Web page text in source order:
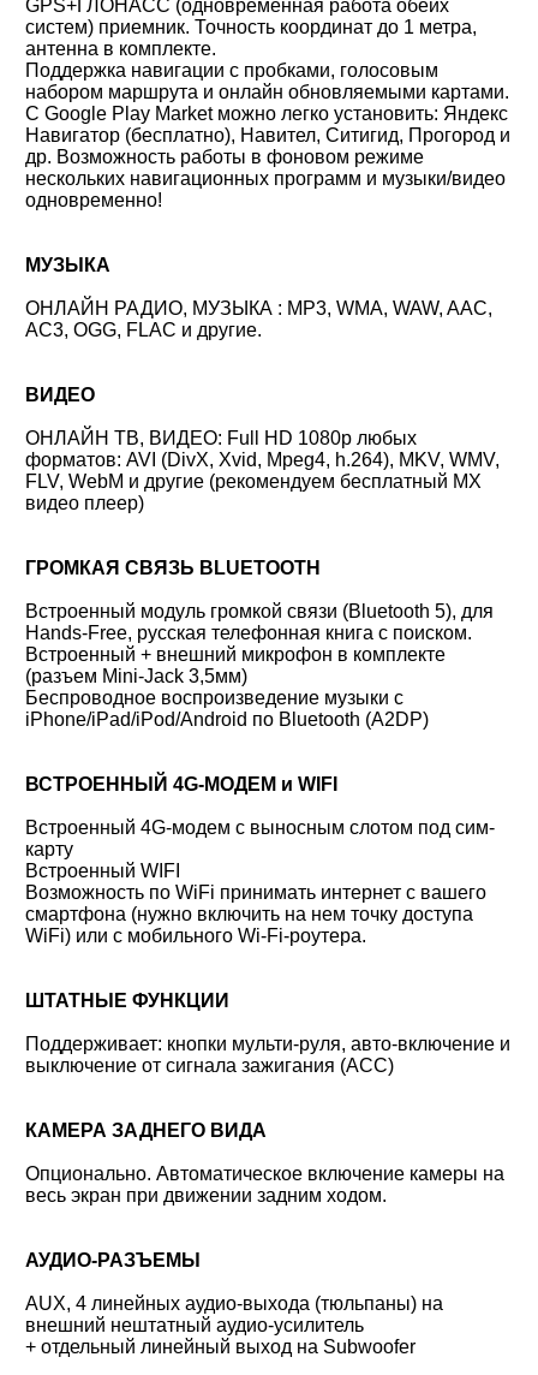
GPS+ГЛОНАСС (одновременная работа обеих
систем) приемник. Точность координат до 1 метра,
антенна в комплекте.
Поддержка навигации с пробками, голосовым
набором маршрута и онлайн обновляемыми картами.
С Google Play Market можно легко установить: Яндекс
Навигатор (бесплатно), Навител, Ситигид, Прогород и
др. Возможность работы в фоновом режиме
нескольких навигационных программ и музыки/видео
одновременно!
МУЗЫКА
ОНЛАЙН РАДИО, МУЗЫКА : MP3, WMA, WAW, AAC,
AC3, OGG, FLAC и другие.
ВИДЕО
ОНЛАЙН ТВ, ВИДЕО: Full HD 1080p любых
форматов: AVI (DivX, Xvid, Mpeg4, h.264), MKV, WMV,
FLV, WebM и другие (рекомендуем бесплатный MX
видео плеер)
ГРОМКАЯ СВЯЗЬ BLUETOOTH
Встроенный модуль громкой связи (Bluetooth 5), для
Hands-Free, русская телефонная книга с поиском.
Встроенный + внешний микрофон в комплекте
(разъем Mini-Jack 3,5мм)
Беспроводное воспроизведение музыки с
iPhone/iPad/iPod/Android по Bluetooth (A2DP)
ВСТРОЕННЫЙ 4G-МОДЕМ и WIFI
Встроенный 4G-модем с выносным слотом под сим-
карту
Встроенный WIFI
Возможность по WiFi принимать интернет с вашего
смартфона (нужно включить на нем точку доступа
WiFi) или с мобильного Wi-Fi-роутера.
ШТАТНЫЕ ФУНКЦИИ
Поддерживает: кнопки мульти-руля, авто-включение и
выключение от сигнала зажигания (ACC)
КАМЕРА ЗАДНЕГО ВИДА
Опционально. Автоматическое включение камеры на
весь экран при движении задним ходом.
АУДИО-РАЗЪЕМЫ
AUX, 4 линейных аудио-выхода (тюльпаны) на
внешний нештатный аудио-усилитель
+ отдельный линейный выход на Subwoofer